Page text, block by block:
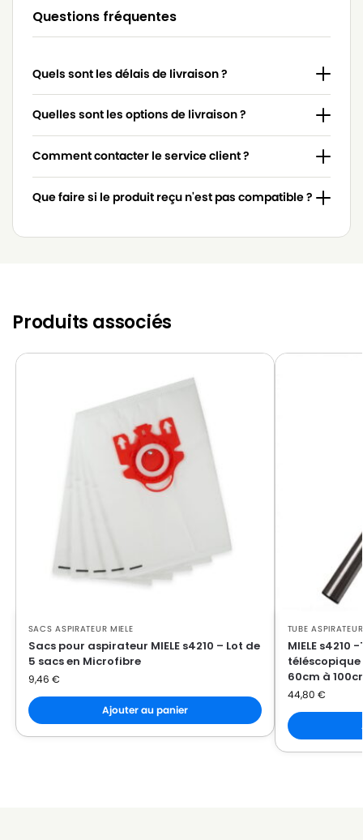
MIELE
MIELE 4854915
MIELE
MIELE 7253830
MIELE
MIELE 7736191
MIELE
MIELE 9442600
MIELE
MIELE ACCU NOVA
MIELE
MIELE ACTIVE HEPA
MIELE
MIELE ACTIVE HEPA S578
MIELE
MIELE ACTIVE TEAM
MIELE AIR CLEAN
MIELE AIR CLEAN PLUSS2000
MIELE AIR CLEAN PLUSS3000
MIELE AIR CLEAN SERIE S4/S5
MIELE ALLERGY CONTROL
MIELE
MIELE ALLERGY CONTROL 2000 / AL
MIELE
MIELE ALLERGY CONTROL 2200
MIELE
MIELE ALLERGY CONTROL 500
MIELE
MIELE ALLERGY CONTROL 600
Questions fréquentes
Quels sont les délais de livraison ?
Quelles sont les options de livraison ?
Comment contacter le service client ?
Que faire si le produit reçu n'est pas compatible ?
Produits associés
SACS ASPIRATEUR MIELE
Sacs pour aspirateur MIELE s4210 – Lot de
5 sacs en Microfibre
9,46 €
Ajouter au panier
TUBE
MIELE
téléscopique
60cm à
44,80 €